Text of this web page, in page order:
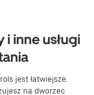
inne usługi
jest łatwiejsze.
na dworzec